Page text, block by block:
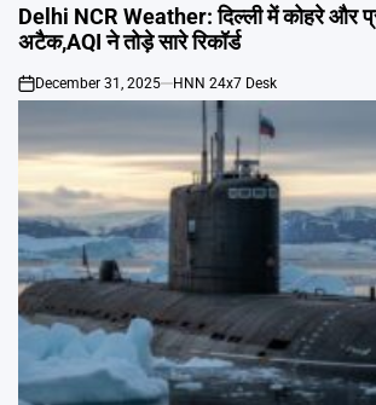
IN
Delhi NCR Weather: दिल्ली में कोहरे और
अटैक,AQI ने तोड़े सारे रिकॉर्ड
on
December 31, 2025 HNN 24x7 Desk